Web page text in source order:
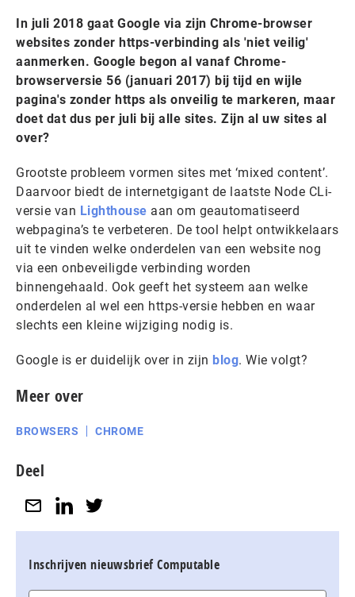
In juli 2018 gaat Google via zijn Chrome-browser
websites zonder https-verbinding als 'niet veilig'
aanmerken. Google begon al vanaf Chrome-
browserversie 56 (januari 2017) bij tijd en wijle
pagina's zonder https als onveilig te markeren, maar
doet dat dus per juli bij alle sites. Zijn al uw sites al
over?
Grootste probleem vormen sites met ‘mixed content’.
Daarvoor biedt de internetgigant de laatste Node CLi-
versie van Lighthouse aan om geautomatiseerd
webpagina’s te verbeteren. De tool helpt ontwikkelaars
uit te vinden welke onderdelen van een website nog
via een onbeveiligde verbinding worden
binnengehaald. Ook geeft het systeem aan welke
onderdelen al wel een https-versie hebben en waar
slechts een kleine wijziging nodig is.
Google is er duidelijk over in zijn blog. Wie volgt?
Meer over
BROWSERS CHROME
Deel
Inschrijven nieuwsbrief Computable